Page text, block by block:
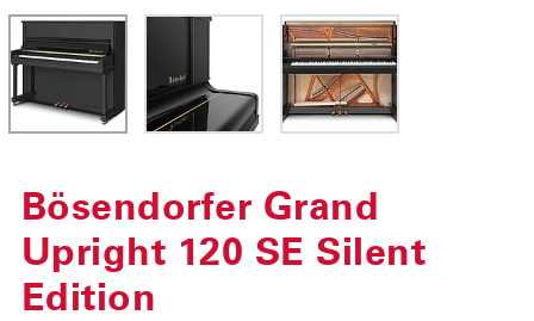
Bösendorfer Grand
Upright 120 SE Silent
Edition